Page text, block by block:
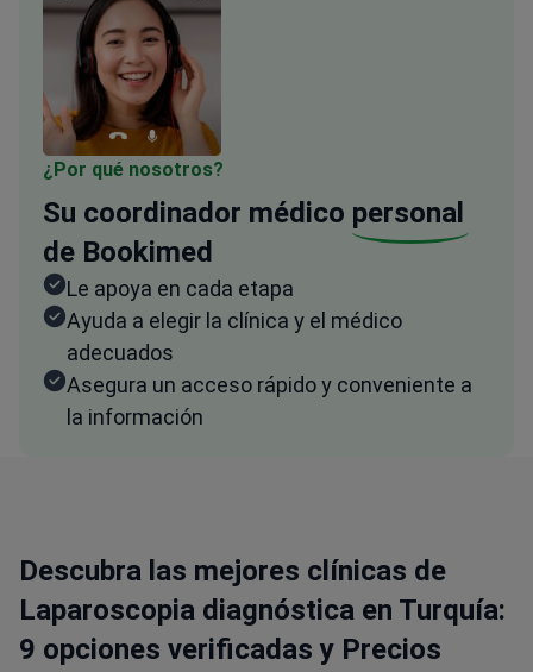
¿Por qué nosotros?
Su coordinador médico personal
de Bookimed
Le apoya en cada etapa
Ayuda a elegir la clínica y el médico
adecuados
Asegura un acceso rápido y conveniente a
la información
Descubra las mejores clínicas de
Laparoscopia diagnóstica en Turquía:
9 opciones verificadas y Precios